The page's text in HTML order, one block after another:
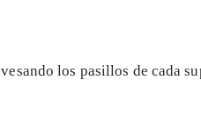
los pasillos de cada